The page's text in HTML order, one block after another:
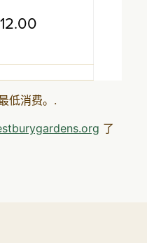
低消费。.
了